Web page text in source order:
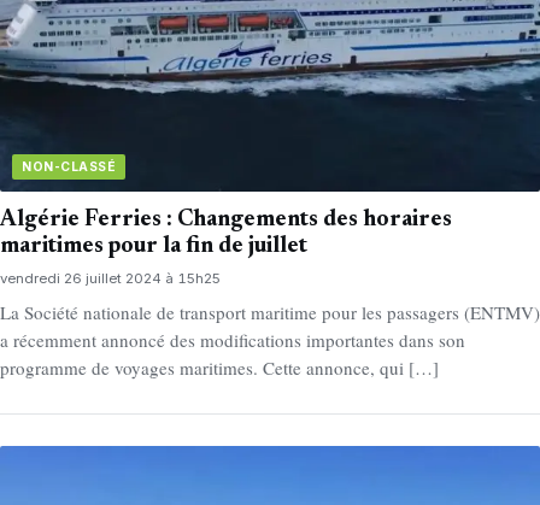
NON-CLASSÉ
Algérie Ferries : Changements des horaires
maritimes pour la fin de juillet
vendredi 26 juillet 2024 à 15h25
La Société nationale de transport maritime pour les passagers (ENTMV)
a récemment annoncé des modifications importantes dans son
programme de voyages maritimes. Cette annonce, qui […]